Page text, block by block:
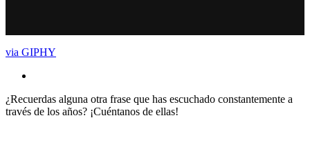
via GIPHY
¿Recuerdas alguna otra frase que has escuchado constantemente a
través de los años? ¡Cuéntanos de ellas!